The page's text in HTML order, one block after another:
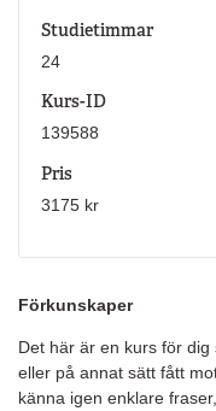
Förkunskaper
Det här är en kurs för
eller på annat sätt fått
känna igen enklare
Studietimmar
24
Kurs-ID
139588
Pris
3175 kr